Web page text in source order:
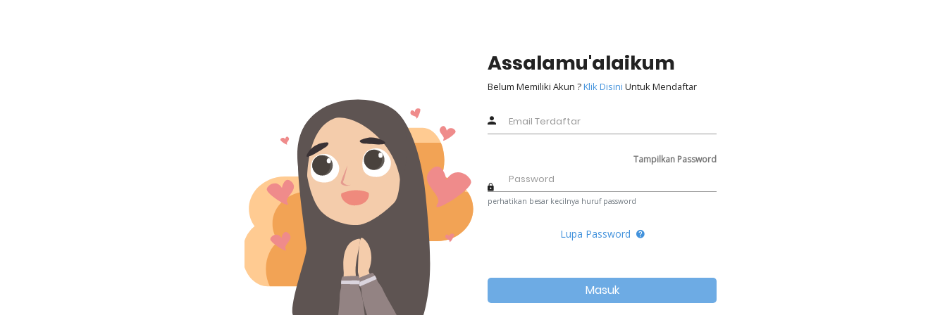
Assalamu'alaikum
Belum Memiliki Akun ?Klik Disini Untuk Mendaftar
Tampilkan Password
perhatikan besar kecilnya huruf password
Lupa Password